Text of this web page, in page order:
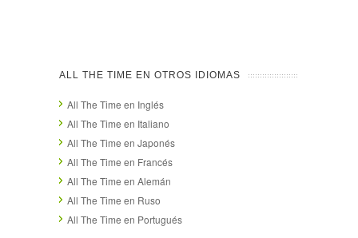
ALL THE TIME EN OTROS IDIOMAS
All The Time en Inglés
All The Time en Italiano
All The Time en Japonés
All The Time en Francés
All The Time en Alemán
All The Time en Ruso
All The Time en Portugués